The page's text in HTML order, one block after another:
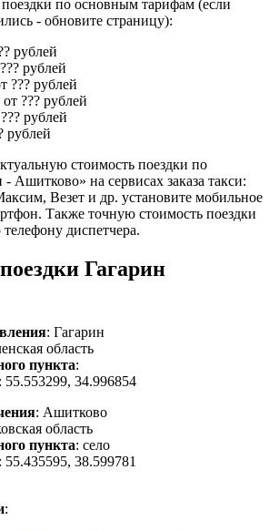
по основным тарифам (если
- обновите страницу):
рублей
рублей
??? рублей
от ??? рублей
рублей
рублей
стоимость поездки по
Ашитково» на сервисах заказа такси:
Везет и др. установите мобильное
Также точную стоимость поездки
диспетчера.
Гагарин
: Гагарин
область
пункта:
: 55.553299, 34.996854
: Ашитково
область
пункта: село
: 55.435595, 38.599781
: